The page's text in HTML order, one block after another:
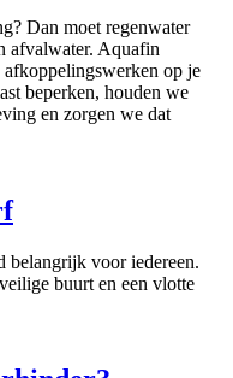
Dan moet regenwater
afvalwater. Aquafin
op je
beperken, houden we
en zorgen we dat
belangrijk voor iedereen.
buurt en een vlotte